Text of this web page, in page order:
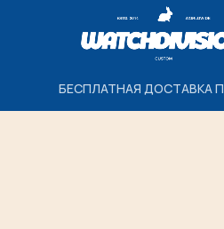
БЕСПЛАТНАЯ ДОСТАВКА